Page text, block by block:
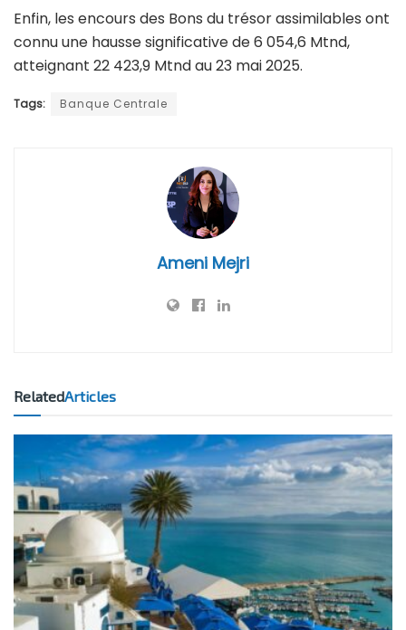
Enfin, les encours des Bons du trésor assimilables ont
connu une hausse significative de 6 054,6 Mtnd,
atteignant 22 423,9 Mtnd au 23 mai 2025.
Tags: Banque Centrale
Ameni Mejri
RelatedArticles